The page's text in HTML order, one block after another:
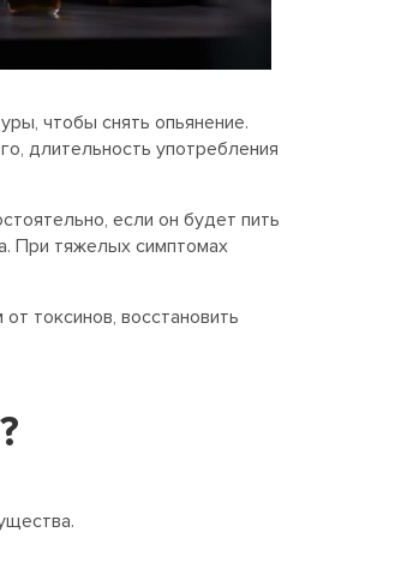
чтобы снять опьянение.
длительность употребления
если он будет пить
При тяжелых симптомах
токсинов, восстановить